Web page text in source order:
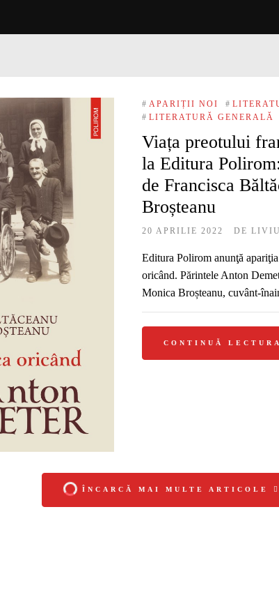
# APARIȚII NOI #
# LITERATURĂ GENERALĂ
Viața preotului
la Editura
de Francisca
Broșteanu
20 APRILIE 2022 DE
Editura Polirom anunţă
oricând. Părintele Anton
Monica Broșteanu,
CONTINUĂ LECTURA
ÎNCARCĂ MAI MULTE ARTICOLE